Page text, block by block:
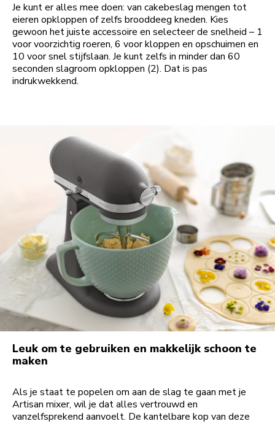
Je kunt er alles mee doen: van cakebeslag mengen tot
eieren opkloppen of zelfs brooddeeg kneden. Kies
gewoon het juiste accessoire en selecteer de snelheid – 1
voor voorzichtig roeren, 6 voor kloppen en opschuimen en
10 voor snel stijfslaan. Je kunt zelfs in minder dan 60
seconden slagroom opkloppen (2). Dat is pas
indrukwekkend.
Leuk om te gebruiken en makkelijk schoon te
maken
Als je staat te popelen om aan de slag te gaan met je
Artisan mixer, wil je dat alles vertrouwd en
vanzelfsprekend aanvoelt. De kantelbare kop van deze